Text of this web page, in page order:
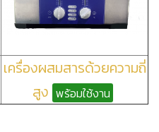
เครื่องผสมสารด้วยความถี่
สูง พร้อมใช้งาน